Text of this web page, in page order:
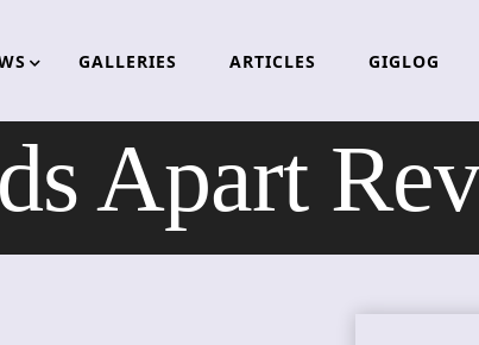
GALLERIES ARTICLES GIGLOG
Apart